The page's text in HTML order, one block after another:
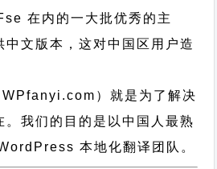
在内的一大批优秀的主
中文版本，这对中国区用户造
） 就是为了解决
。我们的目的是以中国人最熟
本地化翻译团队。